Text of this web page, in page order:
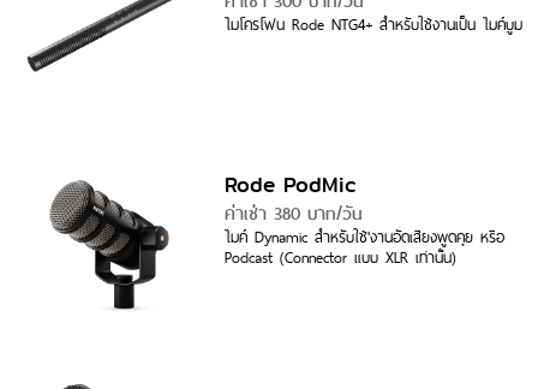
ไมโครโฟน Rode NTG4+ สำหรับใช้งานเป็น ไมค์บูม
Rode PodMic
ค่าเช่า 380 บาท/วัน
ไมค์ Dynamic สำหรับใช้'งานอัดเสียงพูดคุย หรือ
Podcast (Connector แบบ XLR เท่านั้น)